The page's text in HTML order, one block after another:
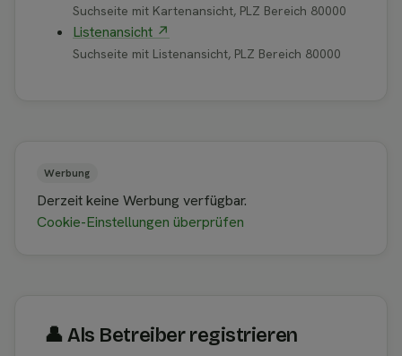
Suchseite mit Kartenansicht, PLZ Bereich 80000
Listenansicht ↗
Suchseite mit Listenansicht, PLZ Bereich 80000
Werbung
Derzeit keine Werbung verfügbar.
Cookie-Einstellungen überprüfen
👤︎ Als Betreiber registrieren